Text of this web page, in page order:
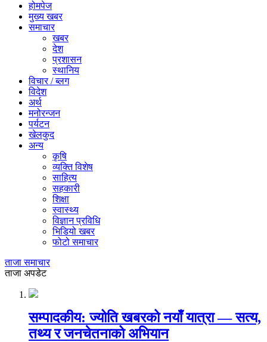
होमपेज
मुख्य खबर
समाचार
खबर
देश
प्रशासन
स्थानिय
विचार / ब्लग
विदेश
अर्थ
मनोरन्जन
पर्यटन
खेलकुद
अन्य
कृषि
व्यक्ति विशेष
साहित्य
सहकारी
शिक्षा
स्वास्थ्य
विज्ञान प्रविधि
भिडियो खबर
फोटो समाचार
ताजा समाचार
ताजा अपडेट
सम्पादकीय: ज्योति खबरको नयाँ यात्रा — सत्य,
तथ्य र जनचेतनाको अभियान